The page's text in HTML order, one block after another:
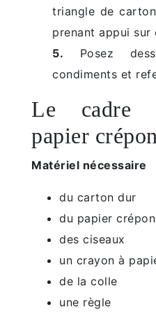
triangle de
prenant appui sur
5. Posez
condiments et
Le cadre
papier crépon
Matériel nécessaire
du carton dur
du papier crépon
des ciseaux
un crayon à
de la colle
une règle